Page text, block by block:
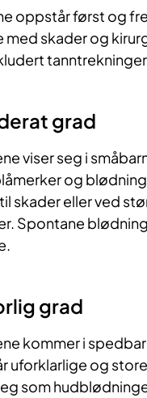
oppstår først og
med skader og
grad
viser seg i
og
skader eller ved
Spontane
grad
kommer i
uforklarlige og
som